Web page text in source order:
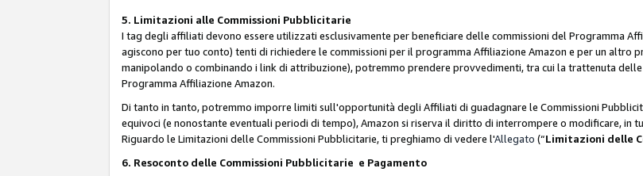
5. Limitazioni alle Commissioni Pubblicitarie
I tag degli affiliati devono essere utilizzati esclusivamente per beneficiare delle commissioni del Programma
agiscono per tuo conto) tenti di richiedere le commissioni per il programma Affiliazione Amazon e per un altro
manipolando o combinando i link di attribuzione), potremmo prendere provvedimenti, tra cui la trattenuta
Programma Affiliazione Amazon.
Di tanto in tanto, potremmo imporre limiti sull'opportunità degli Affiliati di guadagnare le Commissioni
equivoci (e nonostante eventuali periodi di tempo), Amazon si riserva il diritto di interrompere o modificare, in
Riguardo le Limitazioni delle Commissioni Pubblicitarie, ti preghiamo di vedere l'Allegato (“Limitazioni delle
6. Resoconto delle Commissioni Pubblicitarie e Pagamento